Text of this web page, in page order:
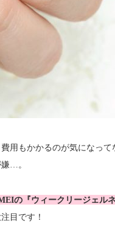
用もかかるのが気になって
…。
の『ウィークリージェルネ
目です！